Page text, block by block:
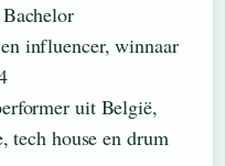
influencer, winnaar
uit België,
tech house en drum